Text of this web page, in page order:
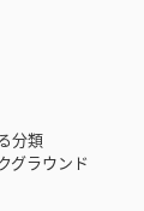
分類
ラウンド